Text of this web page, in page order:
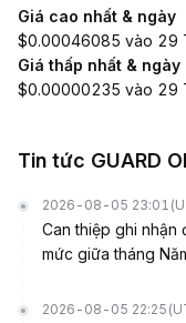
Giá cao nhất & ngày
$0.00046085 vào 29
Giá thấp nhất & ngày
$0.00000235 vào 29
Tin tức GUARD
2026-08-05 23:01
Can thiệp ghi nhận
mức giữa tháng
2026-08-05 22:25